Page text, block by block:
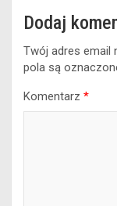
Dodaj
Twój adres email
pola są
Komentarz *